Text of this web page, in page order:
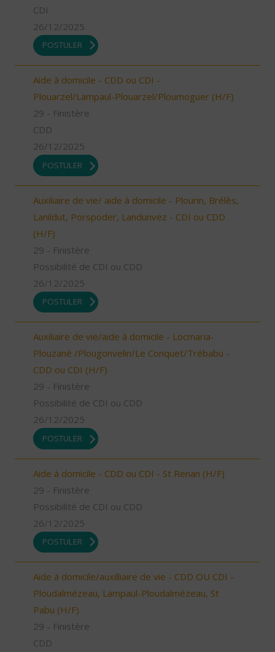
CDI
26/12/2025
POSTULER
Aide à domicile - CDD ou CDI -
Plouarzel/Lampaul-Plouarzel/Ploumoguer (H/F)
29 - Finistère
CDD
26/12/2025
POSTULER
Auxiliaire de vie/ aide à domicile - Plourin, Brélès,
Lanildut, Porspoder, Landunvez - CDI ou CDD
(H/F)
29 - Finistère
Possibilité de CDI ou CDD
26/12/2025
POSTULER
Auxiliaire de vie/aide à domicile - Locmaria-
Plouzané /Plougonvelin/Le Conquet/Trébabu -
CDD ou CDI (H/F)
29 - Finistère
Possibilité de CDI ou CDD
26/12/2025
POSTULER
Aide à domicile - CDD ou CDI - St Renan (H/F)
29 - Finistère
Possibilité de CDI ou CDD
26/12/2025
POSTULER
Aide à domicile/auxilliaire de vie - CDD OU CDI -
Ploudalmézeau, Lampaul-Ploudalmézeau, St
Pabu (H/F)
29 - Finistère
CDD